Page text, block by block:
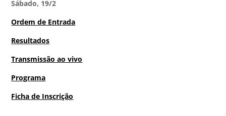
Sábado, 19/2
Ordem de Entrada
Resultados
Transmissão ao vivo
Programa
Ficha de Inscrição